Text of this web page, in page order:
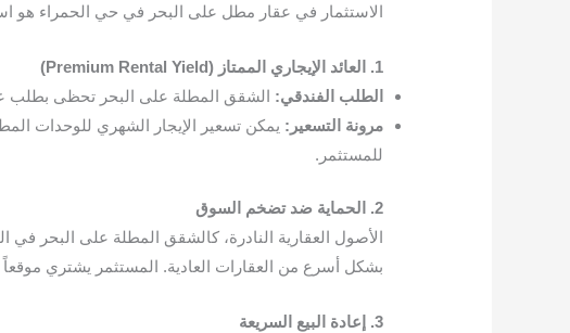
الاستثمار في عقار مطل على البحر في حي الحمراء هو
1. العائد الإيجاري الممتاز (Premium Rental Yield)
الطلب الفندقي: الشقق المطلة على البحر تحظى بطلب عالٍ
مرونة التسعير:
للمستثمر.
2. الحماية ضد تضخم السوق
الأصول العقارية النادرة، كالشقق المطلة على البحر في
بشكل أسرع من العقارات العادية. المستثمر يشتري
3. إعادة البيع السريعة